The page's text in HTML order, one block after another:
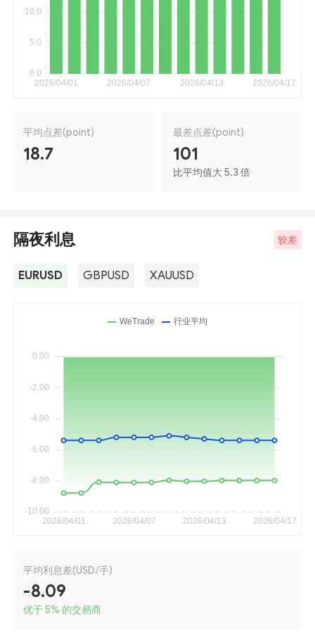
平均点差(point)
18.7
最差点差(point)
101
比平均值大 5.3 倍
隔夜利息 较差
EURUSD GBPUSD XAUUSD
平均利息差(USD/手)
-8.09
优于 5% 的交易商